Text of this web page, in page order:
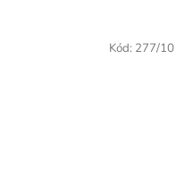
Kód: 277/10